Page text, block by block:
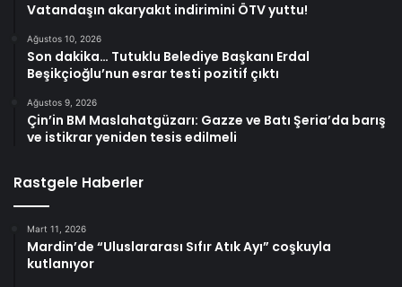
Vatandaşın akaryakıt indirimini ÖTV yuttu!
Ağustos 10, 2026
Son dakika… Tutuklu Belediye Başkanı Erdal
Beşikçioğlu’nun esrar testi pozitif çıktı
Ağustos 9, 2026
Çin’in BM Maslahatgüzarı: Gazze ve Batı Şeria’da barış
ve istikrar yeniden tesis edilmeli
Rastgele Haberler
Mart 11, 2026
Mardin’de “Uluslararası Sıfır Atık Ayı” coşkuyla
kutlanıyor